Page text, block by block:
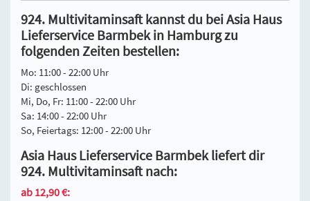
924. Multivitaminsaft kannst du bei Asia Haus
Lieferservice Barmbek in Hamburg zu
folgenden Zeiten bestellen:
Mo: 11:00 - 22:00 Uhr
Di: geschlossen
Mi, Do, Fr: 11:00 - 22:00 Uhr
Sa: 14:00 - 22:00 Uhr
So, Feiertags: 12:00 - 22:00 Uhr
Asia Haus Lieferservice Barmbek liefert dir
924. Multivitaminsaft nach:
ab 12,90 €: